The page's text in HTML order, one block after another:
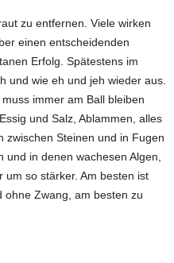
zu entfernen. Viele wirken
einen entscheidenden
Erfolg. Spätestens im
und wie eh und jeh wieder aus.
immer am Ball bleiben
und Salz, Ablammen, alles
zwischen Steinen und in Fugen
in denen wachesen Algen,
um so stärker. Am besten ist
Zwang, am besten zu